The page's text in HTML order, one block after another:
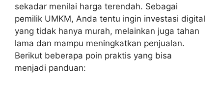
sekadar menilai harga terendah. Sebagai
pemilik UMKM, Anda tentu ingin investasi digital
yang tidak hanya murah, melainkan juga tahan
lama dan mampu meningkatkan penjualan.
Berikut beberapa poin praktis yang bisa
menjadi panduan: